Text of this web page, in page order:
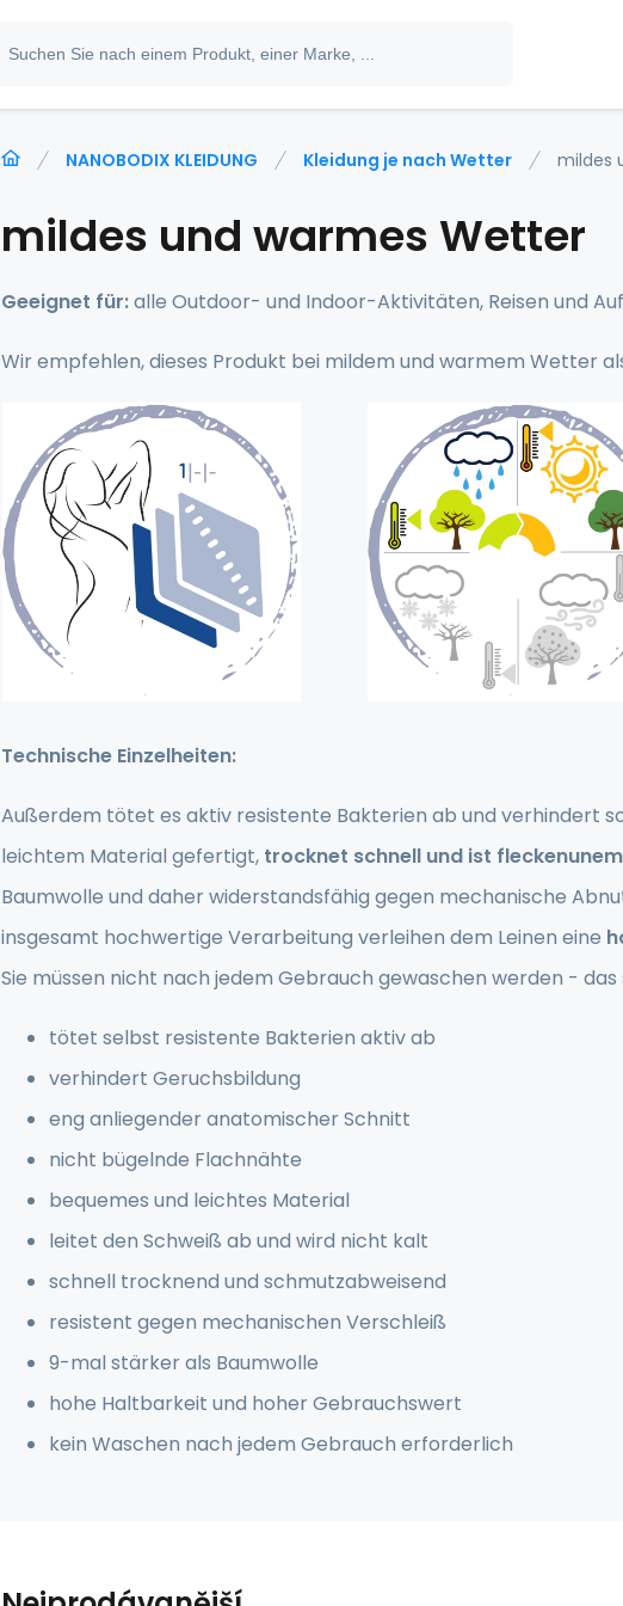
NANOBODIX KLEIDUNG Kleidung je nach Wetter mildes
mildes und warmes Wetter
Geeignet für:alle Outdoor- und Indoor-Aktivitäten, Reisen und
Wir empfehlen, dieses Produkt bei mildem und warmem Wetter
Technische Einzelheiten:
Außerdem tötet es aktiv resistente Bakterien ab und verhindert
leichtem Material gefertigt, trocknet schnell und ist
Baumwolle und daher widerstandsfähig gegen mechanische
insgesamt hochwertige Verarbeitung verleihen dem Leinen eine
Sie müssen nicht nach jedem Gebrauch gewaschen werden -
tötet selbst resistente Bakterien aktiv ab
verhindert Geruchsbildung
eng anliegender anatomischer Schnitt
nicht bügelnde Flachnähte
bequemes und leichtes Material
leitet den Schweiß ab und wird nicht kalt
schnell trocknend und schmutzabweisend
resistent gegen mechanischen Verschleiß
9-mal stärker als Baumwolle
hohe Haltbarkeit und hoher Gebrauchswert
kein Waschen nach jedem Gebrauch erforderlich